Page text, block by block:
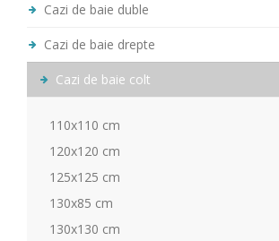
Cazi de baie duble
Cazi de baie drepte
Cazi de baie colt
110x110 cm
120x120 cm
125x125 cm
130x85 cm
130x130 cm